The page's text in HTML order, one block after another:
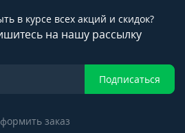
в курсе всех акций и скидок?
на нашу рассылку
Подписаться
заказ